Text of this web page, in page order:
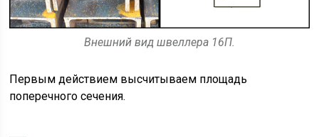
Внешний вид швеллера 16П.
Первым действием высчитываем площадь
поперечного сечения.